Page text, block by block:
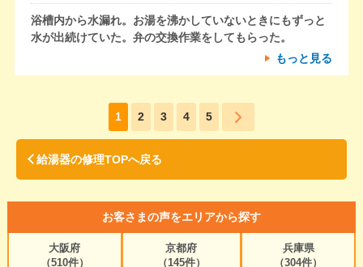
浴槽内から水漏れ。お湯を沸かしていないときにもずっと
水が出続けていた。弁の交換作業をしてもらった。
もっと見る
1 2 3 4 5
給湯器の修理TOPへ戻る
お客さまの声をエリアから探す
大阪府
（510件）
京都府
（145件）
兵庫県
（304件）